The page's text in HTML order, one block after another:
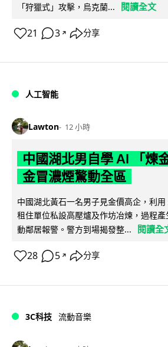
「狩獵式」攻擊，烏克蘭...
閱讀全文
21 3 ↗ 分享
人工智能
Lawton 12 小時
中國湖北男自學 AI 「煉
金冒濃煙驚動全區
中國湖北黃石一名男子見金價高企，利
租住單位私設高壓爐及作坊冶煉，過程
動鄰居報警。警方到場揭發整...
閱讀全
28 5 ↗ 分享
3C科技 流動音樂